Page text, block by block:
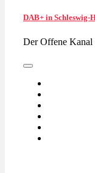
DAB+ in Schleswig-
Der Offene Kanal